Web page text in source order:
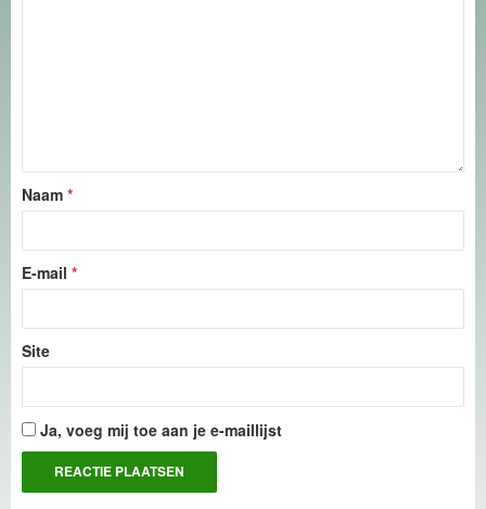
Naam *
E-mail *
Site
Ja, voeg mij toe aan je e-maillijst